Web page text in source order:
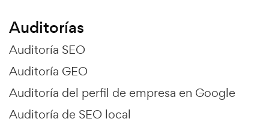
Auditorías
Auditoría SEO
Auditoría GEO
Auditoría del perfil de empresa en Google
Auditoría de SEO local